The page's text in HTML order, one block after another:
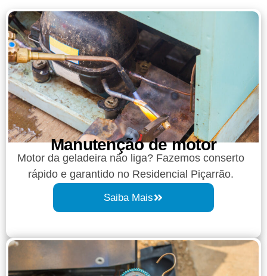
Manutenção de motor
Motor da geladeira não liga? Fazemos conserto
rápido e garantido no Residencial Piçarrão.
Saiba Mais